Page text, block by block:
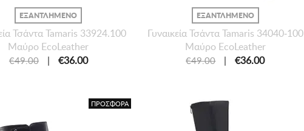
ΕΞΑΝΤΛΗΜΕΝΟ
Τσάντα Tamaris 33924.100
Μαύρο EcoLeather
€49.00 | €36.00
ΕΞΑΝΤΛΗΜΕΝΟ
Γυναικεία Τσάντα Tamaris 34040-100
Μαύρο EcoLeather
€49.00 | €36.00
ΠΡΟΣΦΟΡΑ